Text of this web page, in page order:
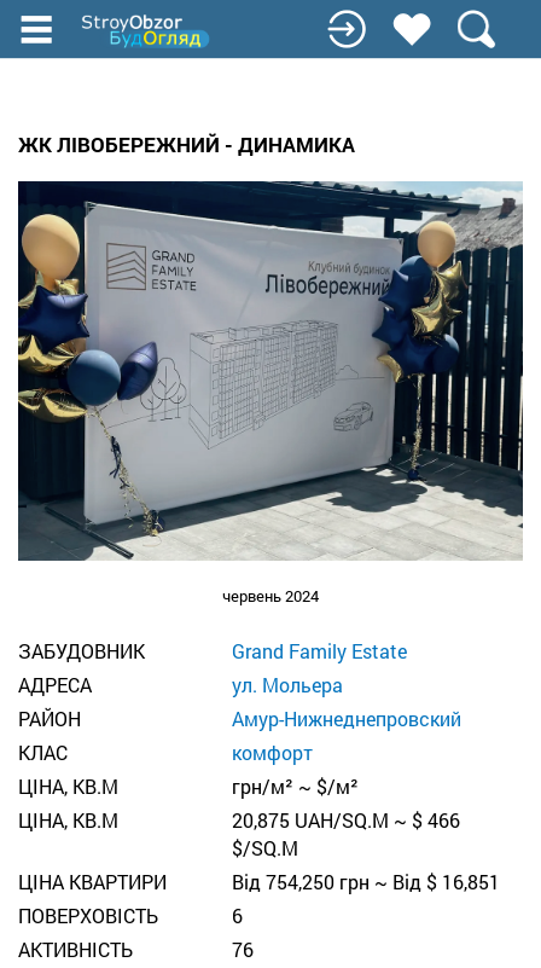
Перейти
до
ЖК ЛІВОБЕРЕЖНИЙ - ДИНАМИКА
червень 2024
ЗАБУДОВНИК
Grand Family Estate
АДРЕСА
ул. Мольера
РАЙОН
Амур-Нижнеднепровский
КЛАС
комфорт
ЦІНА, КВ.М
грн/м² ~ $/м²
ЦІНА, КВ.М
20,875 UAH/SQ.M ~ $ 466
$/SQ.M
ЦІНА КВАРТИРИ
Від 754,250 грн ~ Від $ 16,851
ПОВЕРХОВІСТЬ
6
АКТИВНІСТЬ
76